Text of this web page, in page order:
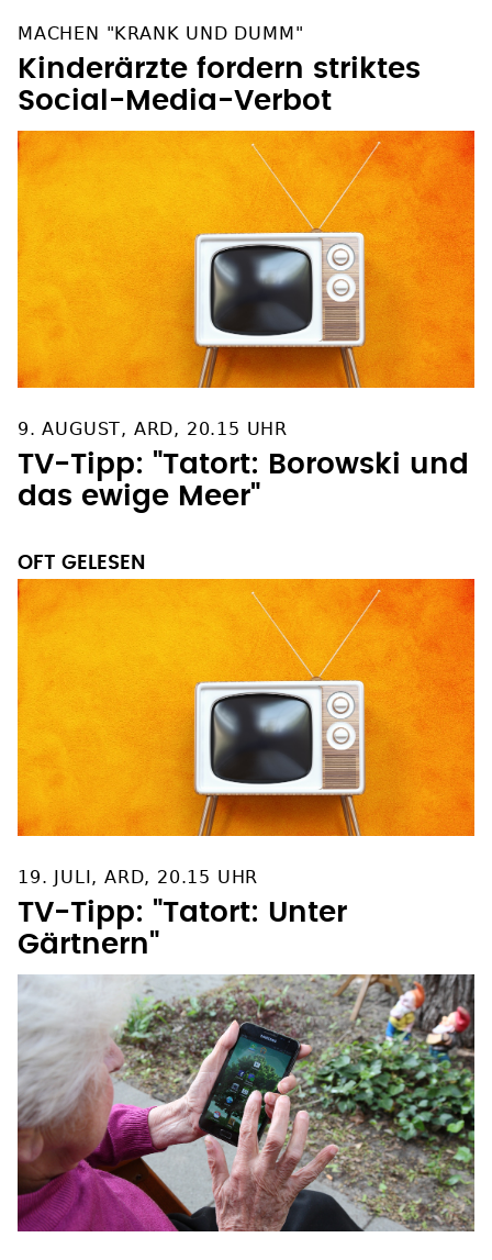
MACHEN "KRANK UND DUMM"
Kinderärzte fordern striktes
Social-Media-Verbot
9. AUGUST, ARD, 20.15 UHR
TV-Tipp: "Tatort: Borowski und
das ewige Meer"
OFT GELESEN
19. JULI, ARD, 20.15 UHR
TV-Tipp: "Tatort: Unter
Gärtnern"